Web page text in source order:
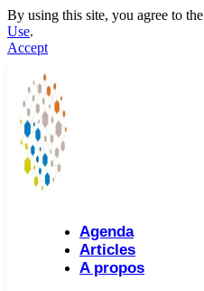
By using this site, you agree to the
Use.
Accept
Agenda
Articles
A propos